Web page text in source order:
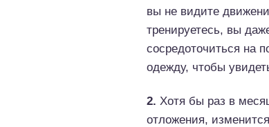
вы не видите
тренируетесь, вы
сосредоточиться на
одежду, чтобы
2. Хотя бы раз в
отложения,